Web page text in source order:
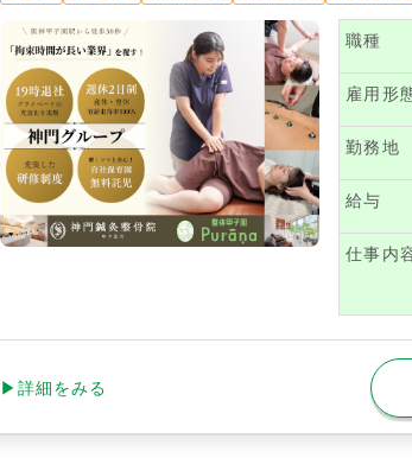
職種
雇用形
勤務地
給与
仕事内
▶詳細をみる